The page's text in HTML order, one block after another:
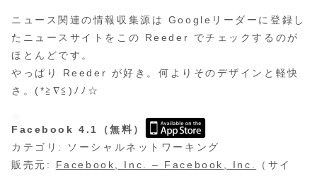
ニュース関連の情報収集源は Googleリーダーに登録し
たニュースサイトをこの Reeder でチェックするのが
ほとんどです。
やっぱり Reeder が好き。何よりそのデザインと軽快
さ。(*≧∇≦)ﾉﾉ☆
Facebook 4.1（無料）
カテゴリ: ソーシャルネットワーキング
販売元: Facebook, Inc. – Facebook, Inc.
（サイ